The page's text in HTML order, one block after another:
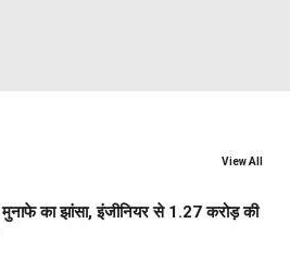
View All
का झांसा, इंजीनियर से 1.27 करोड़ की